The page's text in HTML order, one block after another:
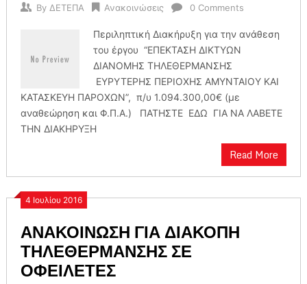
By ΔΕΤΕΠΑ Ανακοινώσεις 0 Comments
Περιληπτική Διακήρυξη για την ανάθεση
του έργου “ΕΠΕΚΤΑΣΗ ΔΙΚΤΥΩΝ
ΔΙΑΝΟΜΗΣ ΤΗΛΕΘΕΡΜΑΝΣΗΣ
ΕΥΡΥΤΕΡΗΣ ΠΕΡΙΟΧΗΣ ΑΜΥΝΤΑΙΟΥ ΚΑΙ
ΚΑΤΑΣΚΕΥΗ ΠΑΡΟΧΩΝ”, π/υ 1.094.300,00€ (με
αναθεώρηση και Φ.Π.Α.) ΠΑΤΗΣΤΕ ΕΔΩ ΓΙΑ ΝΑ ΛΑΒΕΤΕ
ΤΗΝ ΔΙΑΚΗΡΥΞΗ
Read More
4 Ιουλίου 2016
ΑΝΑΚΟΙΝΩΣΗ ΓΙΑ ΔΙΑΚΟΠΗ
ΤΗΛΕΘΕΡΜΑΝΣΗΣ ΣΕ
ΟΦΕΙΛΕΤΕΣ